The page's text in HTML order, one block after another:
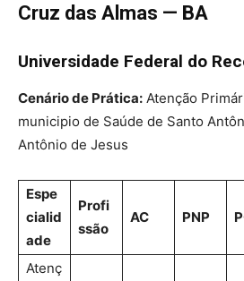
Cruz das Almas — BA
Universidade Federal do
Cenário de Prática: Atenção
municipio de Saúde de Santo
Antônio de Jesus
Espe
cialid
ade
Profi
ssão
AC PNP
Atenç